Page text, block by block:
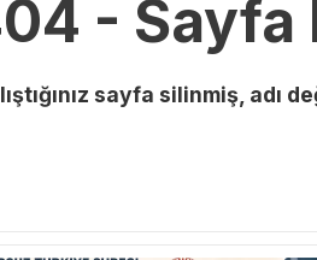
- Sayfa
sayfa silinmiş, adı